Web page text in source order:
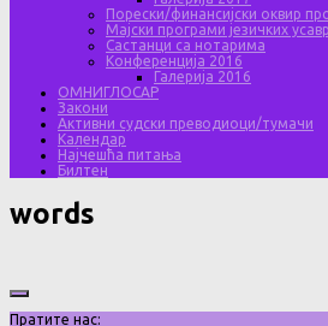
Порески/финансијски оквир
Мајски програми језичких
Састанци са нотарима
Конференција 2016
Галерија 2016
ОМНИГЛОСАР
Закони
Активни судски преводиоци/тумачи
Календар
Најчешћа питања
Билтен
words
Пратите нас: